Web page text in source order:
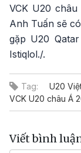
VCK U20
Anh Tuấn sẽ
gặp U20
Istiqlol./.
Tag: U20
VCK U20 châu Á
Viết bình